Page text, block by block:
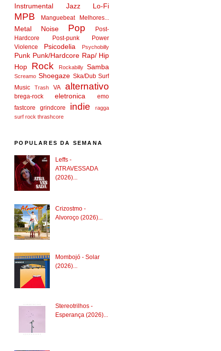
Instrumental Jazz Lo-Fi
MPB Manguebeat Melhores...
Metal Noise Pop
Post-
Hardcore
Post-punk
Power
Violence
Psicodelia Psychobilly
Punk Punk/Hardcore Rap/ Hip
Hop
Rock Rockabilly Samba
Screamo Shoegaze Ska/Dub Surf
Music
Trash VA alternativo
brega-rock eletronica
emo
fastcore
grindcore indie
ragga
surf rock thrashcore
POPULARES DA SEMANA
Leffs -
ATRAVESSADA
(2026)...
Crizostmo -
Alvoroço (2026)...
Mombojó - Solar
(2026)...
Stereotrilhos -
Esperança (2026)...